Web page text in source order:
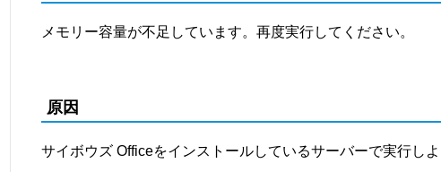
メモリー容量が不足しています。再度実行してください。
原因
サイボウズ Officeをインストールしているサーバーで実行し